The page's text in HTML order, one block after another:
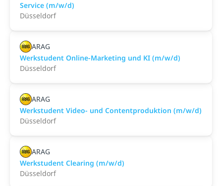
Service (m/w/d)
Düsseldorf
ARAG
Werkstudent Online-Marketing und KI (m/w/d)
Düsseldorf
ARAG
Werkstudent Video- und Contentproduktion (m/w/d)
Düsseldorf
ARAG
Werkstudent Clearing (m/w/d)
Düsseldorf